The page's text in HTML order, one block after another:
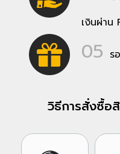
เงินผ่าน
05 ร
วิธีการสั่งซื้อ